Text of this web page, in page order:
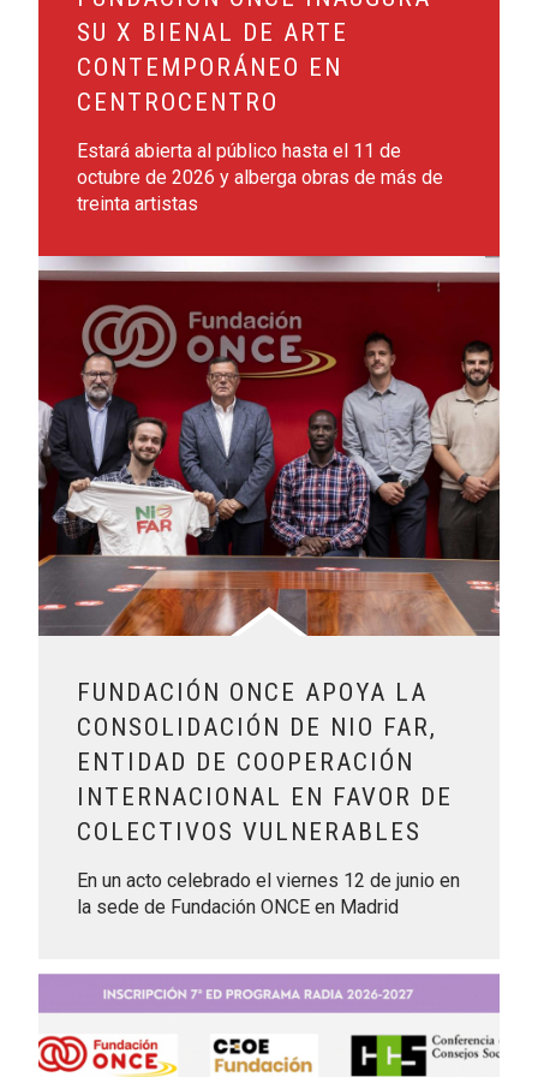
SU X BIENAL DE ARTE
CONTEMPORÁNEO EN
CENTROCENTRO
Estará abierta al público hasta el 11 de
octubre de 2026 y alberga obras de más de
treinta artistas
FUNDACIÓN ONCE APOYA LA
CONSOLIDACIÓN DE NIO FAR,
ENTIDAD DE COOPERACIÓN
INTERNACIONAL EN FAVOR DE
COLECTIVOS VULNERABLES
En un acto celebrado el viernes 12 de junio en
la sede de Fundación ONCE en Madrid
Leer más sobre Fundación ONCE apoya la consolidación
Leer más sobre Abierta la convocatoria de la VII edición